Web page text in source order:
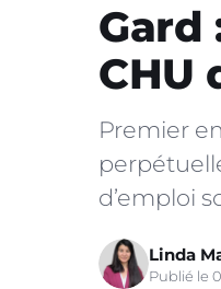
Gard
CHU
Premier
d’emploi
Linda
Publié le